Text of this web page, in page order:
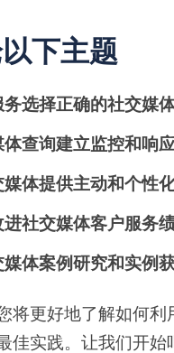
下主题
选择正确的社交媒体
查询建立监控和响应
体提供主动和个性化
社交媒体客户服务绩
体案例研究和实例
将更好地了解如何
佳实践。让我们开始